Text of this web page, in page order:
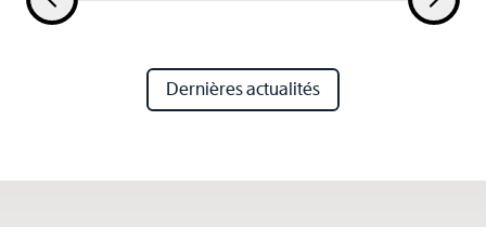
Dernières actualités